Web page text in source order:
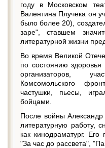
году в Московском
Валентина Плучека он
было более 20),
заре", ставшем
литературной жизни
Во время Великой
по состоянию
организаторов,
Комсомольского
частушки, пьесы,
бойцами.
После войны
литературную работу,
как кинодраматург.
"За час до рассвета",